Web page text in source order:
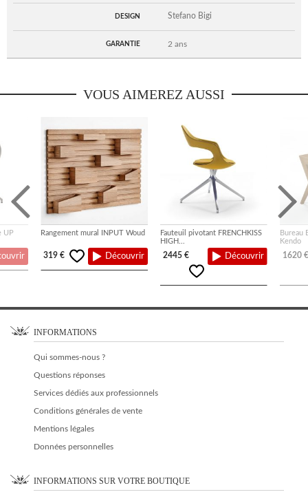
DESIGN Stefano Bigi
GARANTIE 2 ans
VOUS AIMEREZ AUSSI
UP Rangement mural INPUT Woud
319 € Découvrir
Fauteuil pivotant FRENCHKISS
HIGH...
2445 € Découvrir
Bureau
Kendo
1620 €
INFORMATIONS
Qui sommes-nous ?
Questions réponses
Services dédiés aux professionnels
Conditions générales de vente
Mentions légales
Données personnelles
INFORMATIONS SUR VOTRE BOUTIQUE